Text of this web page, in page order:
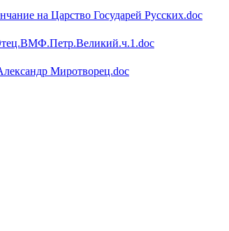
на Царство Государей Русских.doc
Миротворец.doc